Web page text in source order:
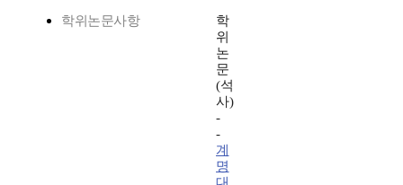
학위논문사항
학
위
논
문
(석
사)
-
-
계
명